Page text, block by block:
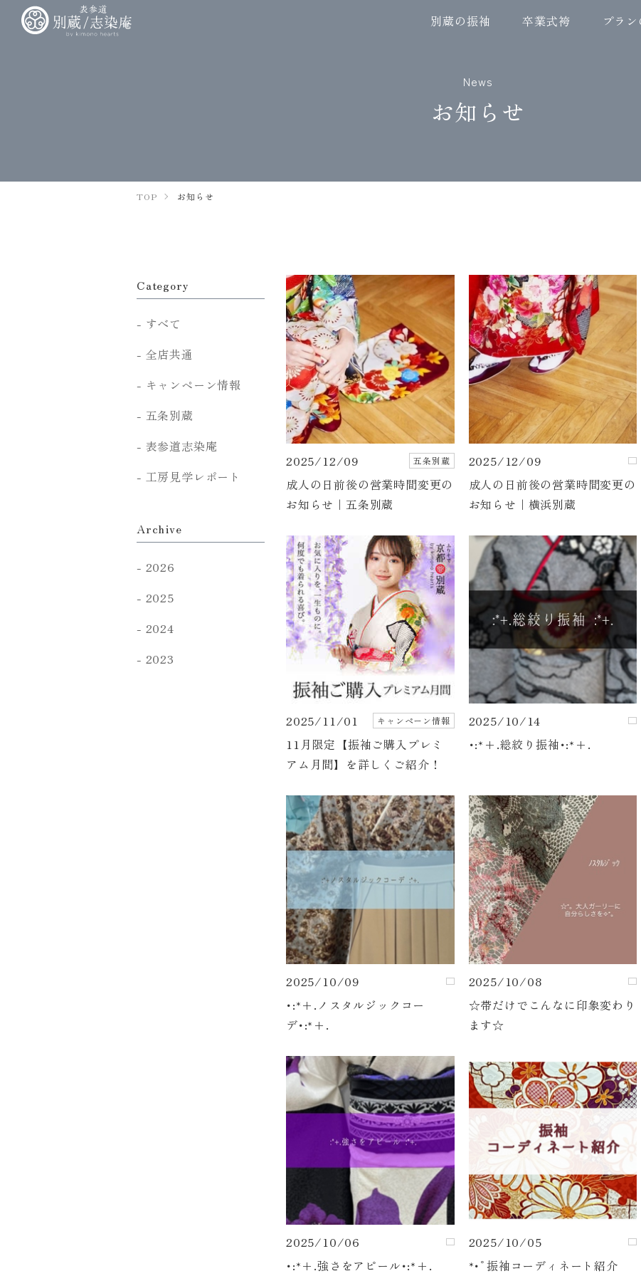
別蔵の振袖 卒業式袴 プラ
News
お知らせ
TOP お知らせ
2025/12/09 五条別蔵
成人の日前後の営業時間変更の
お知らせ｜五条別蔵
2025/12/09
成人の日前後の営業時間変更の
お知らせ｜横浜別蔵
2025/11/01 キャンペーン情報
11月限定【振袖ご購入プレミ
アム月間】を詳しくご紹介！
2025/10/14
･:*+.総絞り振袖･:*+.
2025/10/09
･:*+.ノスタルジックコー
デ･:*+.
2025/10/08
☆帯だけでこんなに印象変わり
ます☆
2025/10/06
･:*+.強さをアピール･:*+.
2025/10/05
*･ﾟ振袖コーディネート紹介
Category
すべて
全店共通
キャンペーン情報
五条別蔵
表参道志染庵
工房見学レポート
Archive
2026
2025
2024
2023